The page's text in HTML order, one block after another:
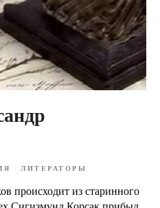
ЛИТЕРАТОРЫ
происходит из старинного